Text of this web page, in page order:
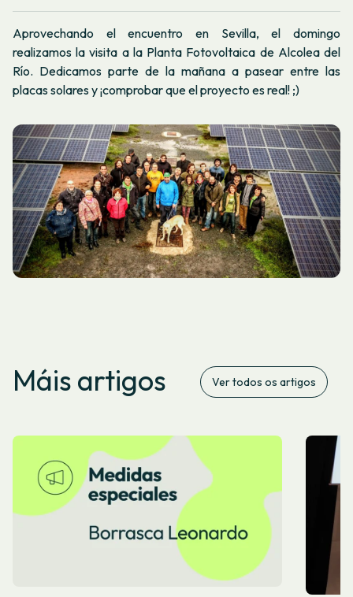
Aprovechando el encuentro en Sevilla, el domingo
realizamos la visita a la Planta Fotovoltaica de Alcolea del
Río. Dedicamos parte de la mañana a pasear entre las
placas solares y ¡comprobar que el proyecto es real! ;)
Máis artigos Ver todos os artigos